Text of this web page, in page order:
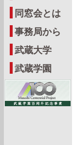
同窓会とは
事務局から
武蔵大学
武蔵学園